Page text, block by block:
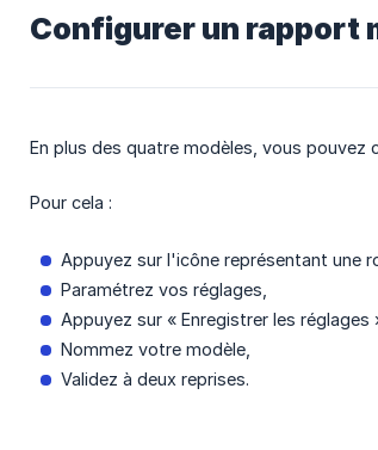
Configurer un rapport
En plus des quatre modèles, vous
Pour cela :
Appuyez sur l'icône représentant une
Paramétrez vos réglages,
Appuyez sur « Enregistrer les réglages
Nommez votre modèle,
Validez à deux reprises.